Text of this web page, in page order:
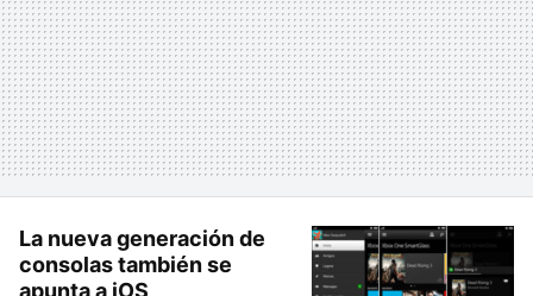
La nueva generación de
consolas también se
apunta a iOS